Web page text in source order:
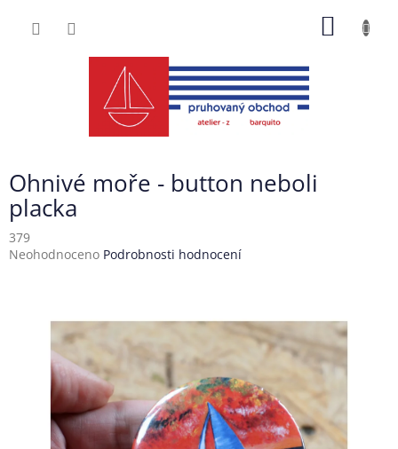
Ohnivé moře - button neboli
placka
379
Průměrné
hvězdiček.
Neohodnoceno Podrobnosti hodnocení